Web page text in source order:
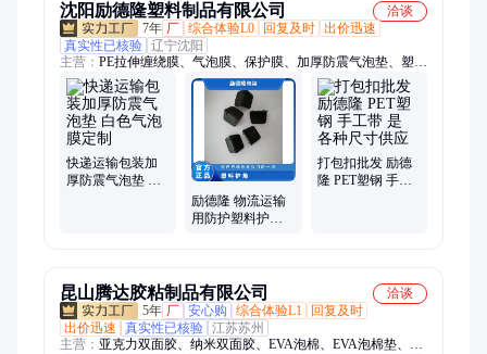
沈阳励德隆塑料制品有限公司
洽谈
7年 厂 综合体验L0 回复及时 出价迅速
真实性已核验 辽宁沈阳
主营： PE拉伸缠绕膜、气泡膜、保护膜、加厚防震气泡垫、塑料
袋、保温袋、气泡袋、珍珠膜、胶带、打包带、打包扣、护角、
收缩膜、纸箱、纸管、彩条布
快递运输包装加
厚防震气泡垫 白
励德隆 物流运输
用防护塑料护角
打包扣批发 励德
隆 PET塑钢 手工
昆山腾达胶粘制品有限公司
洽谈
5年 厂 安心购 综合体验L1
回复及时
出价迅速
真实性已核验 江苏苏州
主营： 亚克力双面胶、纳米双面胶、EVA泡棉、EVA泡棉垫、泡